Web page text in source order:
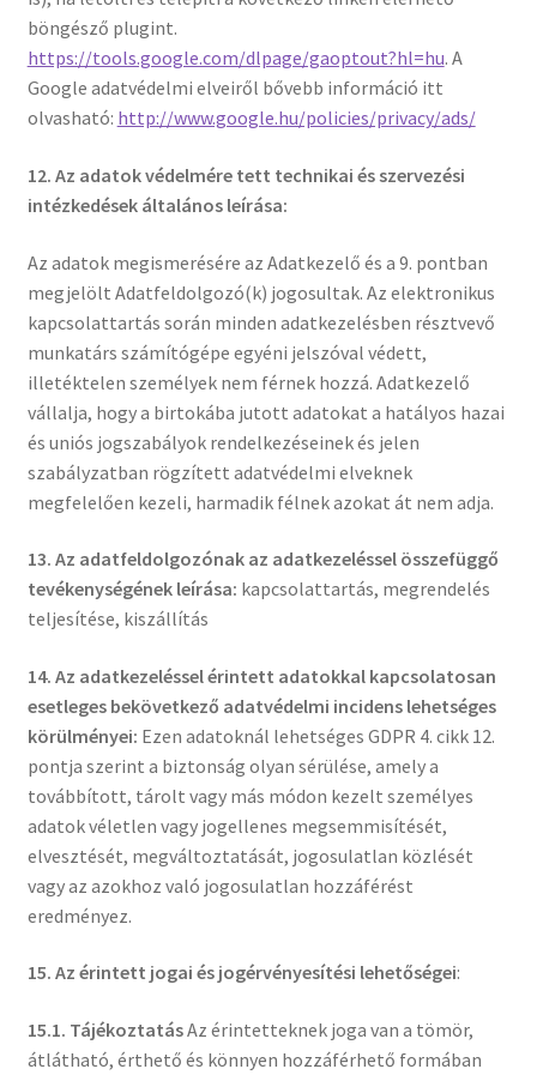
böngésző plugint.
https://tools.google.com/dlpage/gaoptout?hl=hu. A
Google adatvédelmi elveiről bővebb információ itt
olvasható: http://www.google.hu/policies/privacy/ads/
12. Az adatok védelmére tett technikai és szervezési
intézkedések általános leírása:
Az adatok megismerésére az Adatkezelő és a 9. pontban
megjelölt Adatfeldolgozó(k) jogosultak. Az elektronikus
kapcsolattartás során minden adatkezelésben résztvevő
munkatárs számítógépe egyéni jelszóval védett,
illetéktelen személyek nem férnek hozzá. Adatkezelő
vállalja, hogy a birtokába jutott adatokat a hatályos hazai
és uniós jogszabályok rendelkezéseinek és jelen
szabályzatban rögzített adatvédelmi elveknek
megfelelően kezeli, harmadik félnek azokat át nem adja.
13. Az adatfeldolgozónak az adatkezeléssel összefüggő
tevékenységének leírása: kapcsolattartás, megrendelés
teljesítése, kiszállítás
14. Az adatkezeléssel érintett adatokkal kapcsolatosan
esetleges bekövetkező adatvédelmi incidens lehetséges
körülményei: Ezen adatoknál lehetséges GDPR 4. cikk 12.
pontja szerint a biztonság olyan sérülése, amely a
továbbított, tárolt vagy más módon kezelt személyes
adatok véletlen vagy jogellenes megsemmisítését,
elvesztését, megváltoztatását, jogosulatlan közlését
vagy az azokhoz való jogosulatlan hozzáférést
eredményez.
15. Az érintett jogai és jogérvényesítési lehetőségei:
15.1. TájékoztatásAz érintetteknek joga van a tömör,
átlátható, érthető és könnyen hozzáférhető formában